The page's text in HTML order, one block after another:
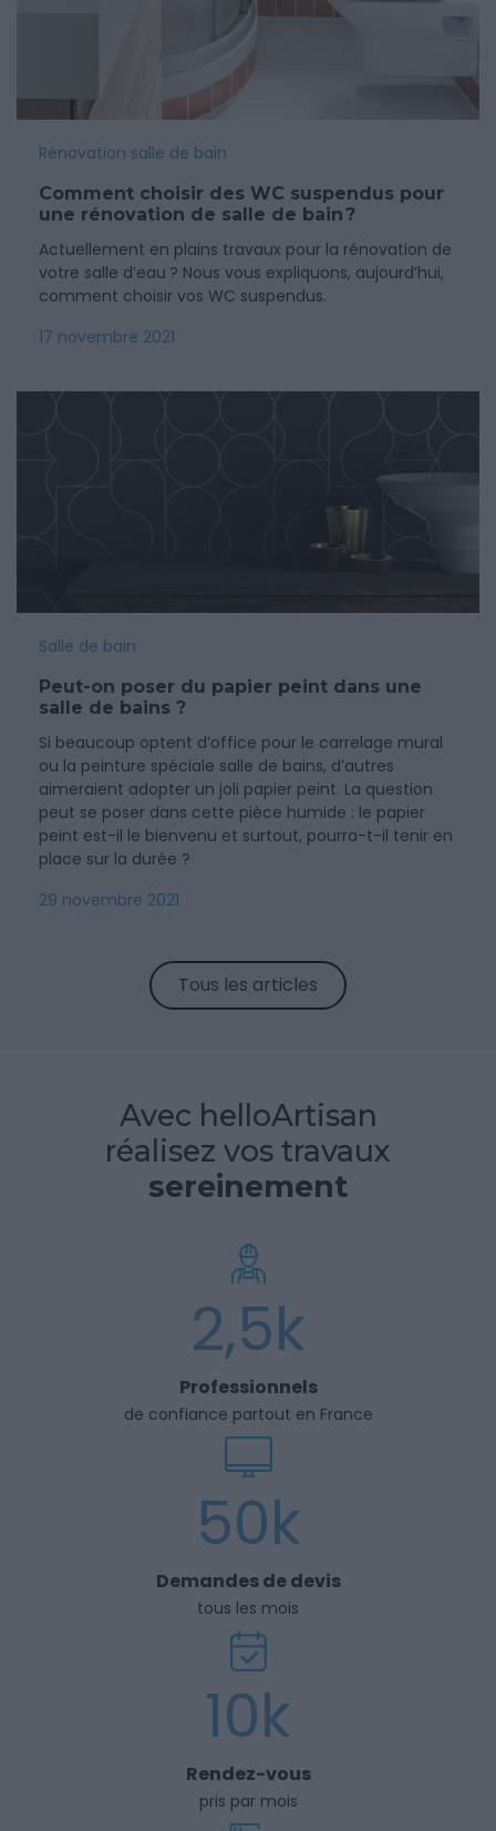
Rénovation salle de bain
Comment choisir des WC suspendus pour
une rénovation de salle de bain ?
Actuellement en plains travaux pour la rénovation de
votre salle d’eau ? Nous vous expliquons, aujourd’hui,
comment choisir vos WC suspendus.
17 novembre 2021
Salle de bain
Peut-on poser du papier peint dans une
salle de bains ?
Si beaucoup optent d’office pour le carrelage mural
ou la peinture spéciale salle de bains, d’autres
aimeraient adopter un joli papier peint. La question
peut se poser dans cette pièce humide : le papier
peint est-il le bienvenu et surtout, pourra-t-il tenir en
place sur la durée ?
29 novembre 2021
Tous les articles
Avec helloArtisan
réalisez vos travaux
sereinement
2,5k
Professionnels
de confiance partout en France
50k
Demandes de devis
tous les mois
10k
Rendez-vous
pris par mois